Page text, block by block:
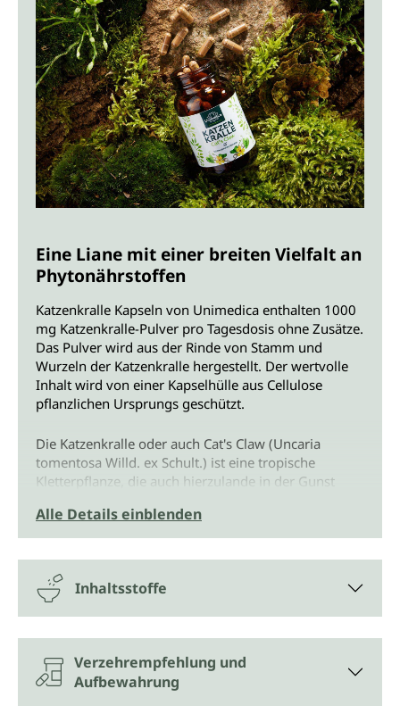
Eine Liane mit einer breiten Vielfalt an
Phytonährstoffen
Katzenkralle Kapseln von Unimedica enthalten 1000
mg Katzenkralle-Pulver pro Tagesdosis ohne Zusätze.
Das Pulver wird aus der Rinde von Stamm und
Wurzeln der Katzenkralle hergestellt. Der wertvolle
Inhalt wird von einer Kapselhülle aus Cellulose
pflanzlichen Ursprungs geschützt.
Die Katzenkralle oder auch Cat's Claw (Uncaria
tomentosa Willd. ex Schult.) ist eine tropische
Kletterpflanze, die auch hierzulande in der Gunst
enthalten zahlreiche sehr wertvolle Pflanzenstoffe.
Deren Kraft wird traditionell von indigenen Völkern
in Südamerika auf vielfältige Weise genutzt.
Die Katzenkralle wächst als Liane bevorzugt
horizontal in natürlichen tropischen Regenwäldern
und schlängelt sich bis in die Baumwipfel ihrer
Trägerbäume.
Jedes Glas Katzenkralle Kapseln von Unimedica
enthält 90 Kapseln. Das entspricht einem 1,5-
Alle Details einblenden
Inhaltsstoffe
Verzehrempfehlung und
Aufbewahrung